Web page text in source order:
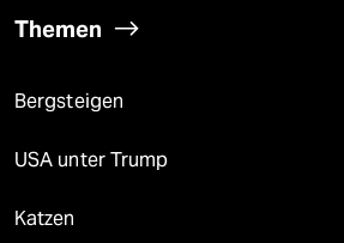
Themen
Bergsteigen
USA unter Trump
Katzen